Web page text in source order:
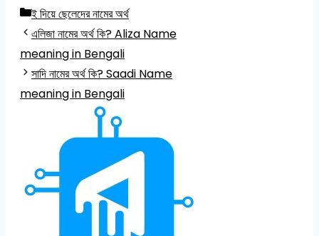
Categories
ই দিয়ে ছেলেদের নামের অর্থ
এলিজা নামের অর্থ কি? Aliza Name
meaning in Bengali
সাদি নামের অর্থ কি? Saadi Name
meaning in Bengali